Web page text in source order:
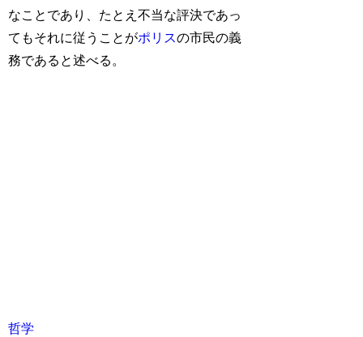
なことであり、たとえ不当な評決であっ
てもそれに従うことがポリスの市民の義
務であると述べる。
哲学